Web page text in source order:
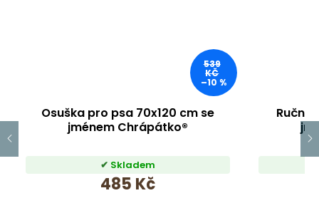
539
KČ
–10 %
Osuška pro psa 70x120 cm se
jménem Chrápátko®
Skladem
485 Kč